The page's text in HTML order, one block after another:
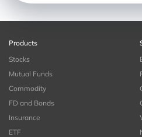
Products
Stocks
Mutual Funds
Commodity
FD and Bonds
Insurance
ETF